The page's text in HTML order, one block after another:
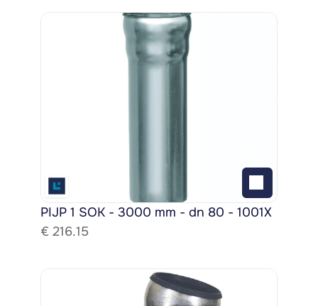
PIJP 1 SOK - 3000 mm - dn 80 - 1001X
€ 216.15